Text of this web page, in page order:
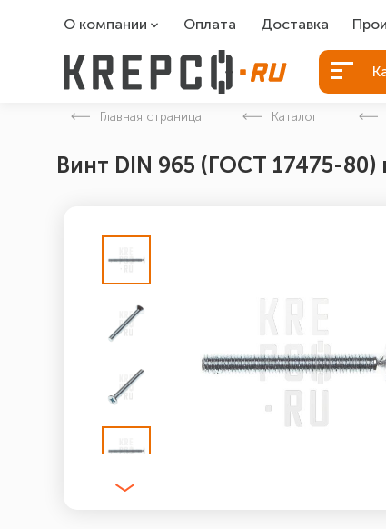
О компании
О компании
Оплата Доставка
Главная страница Каталог
Винт DIN 965 (ГОСТ 17475-